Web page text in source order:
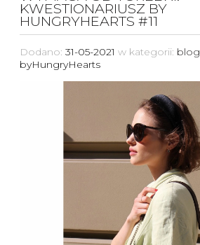
KWESTIONARIUSZ BY
HUNGRYHEARTS #11
Dodano: 31-05-2021 w kategorii: blog
byHungryHearts